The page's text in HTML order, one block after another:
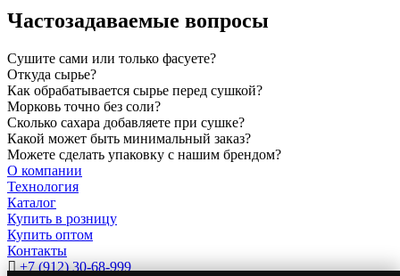
Частозадаваемые вопросы
Сушите сами или только фасуете?
Откуда сырье?
Как обрабатывается сырье перед сушкой?
Морковь точно без соли?
Сколько сахара добавляете при сушке?
Какой может быть минимальный заказ?
Можете сделать упаковку с нашим брендом?
О компании
Технология
Каталог
Купить в розницу
Купить оптом
Контакты
+7 (912) 30-68-999